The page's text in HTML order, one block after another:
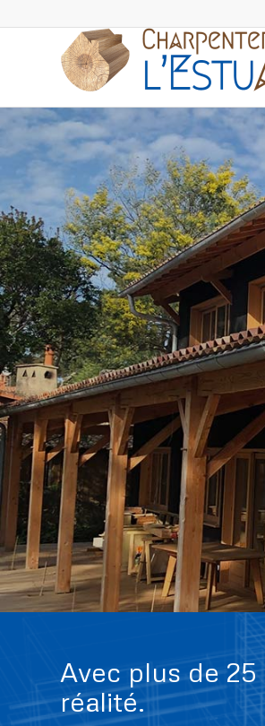
Avec plus de
réalité.